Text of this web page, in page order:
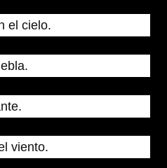
el cielo.
viento.